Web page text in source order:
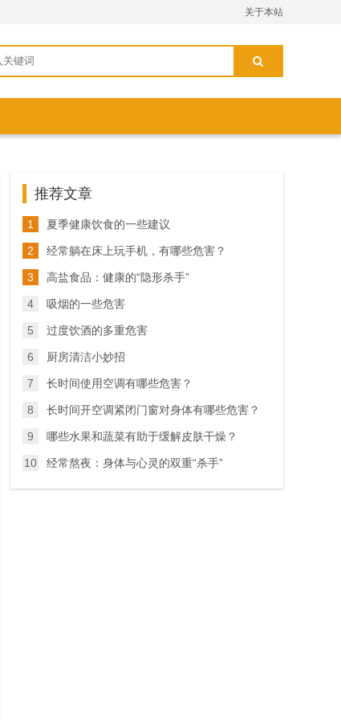
关于本站
推荐文章
1 夏季健康饮食的一些建议
2 经常躺在床上玩手机，有哪些危害？
3 高盐食品：健康的“隐形杀手”
4 吸烟的一些危害
5 过度饮酒的多重危害
6 厨房清洁小妙招
7 长时间使用空调有哪些危害？
8 长时间开空调紧闭门窗对身体有哪些危害？
9 哪些水果和蔬菜有助于缓解皮肤干燥？
10 经常熬夜：身体与心灵的双重“杀手”